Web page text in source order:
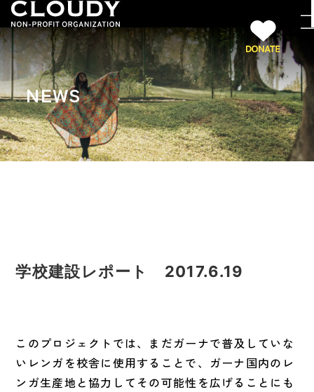
NEWS
学校建設レポート 2017.6.19
このプロジェクトでは、まだガーナで普及していな
いレンガを校舎に使用することで、ガーナ国内のレ
ンガ生産地と協力してその可能性を広げることにも